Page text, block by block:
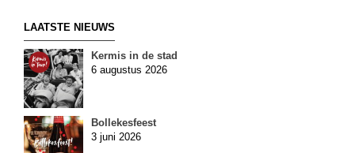
LAATSTE NIEUWS
Kermis in de stad
6 augustus 2026
Bollekesfeest
3 juni 2026